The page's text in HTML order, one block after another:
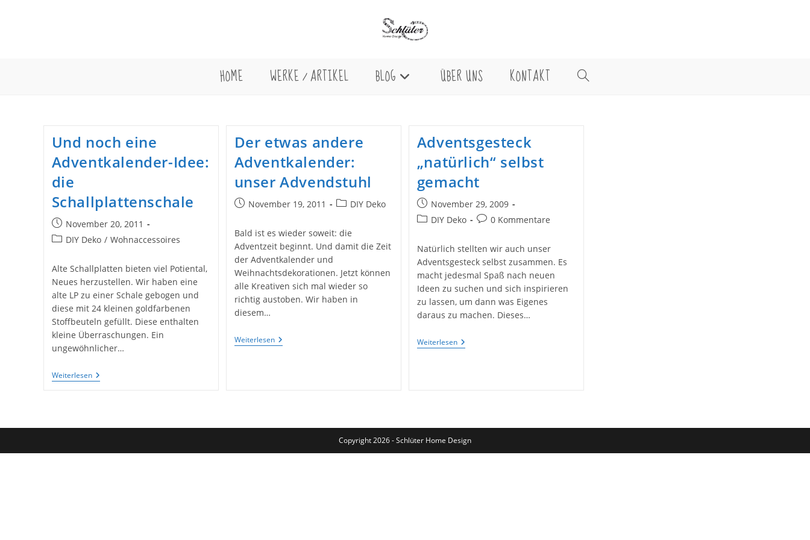
HOME WERKE / ARTIKEL BLOG ÜBER UNS KONTAKT WEBSITE-
Und noch eine
Adventkalender-Idee:
die
Schallplattenschale
Beitrag
veröffentlicht:
November 20, 2011
Beitrags-
DIY Deko / Wohnaccessoires
Alte Schallplatten bieten viel Potiental,
Neues herzustellen. Wir haben eine
alte LP zu einer Schale gebogen und
diese mit 24 kleinen goldfarbenen
Stoffbeuteln gefüllt. Diese enthalten
kleine Überraschungen. Ein
ungewöhnlicher…
WeiterlesenUnd
Noch
Der etwas andere
Adventkalender:
unser Advendstuhl
BeitragNovember 19, 2011
Beitrags-
DIY Deko
Bald ist es wieder soweit: die
Adventzeit beginnt. Und damit die Zeit
der Adventkalender und
Weihnachtsdekorationen. Jetzt können
alle Kreativen sich mal wieder so
richtig austoben. Wir haben in
diesem…
WeiterlesenDer
Etwas
Adventsgesteck
„natürlich“ selbst
gemacht
Beitrag
veröffentlicht:
November 29, 2009
Beitrags-
DIY Deko
Beitrags-
0 Kommentare
Natürlich stellten wir auch unser
Adventsgesteck selbst zusammen. Es
macht jedesmal Spaß nach neuen
Ideen zu suchen und sich inspirieren
zu lassen, um dann was Eigenes
daraus zu machen. Dieses…
WeiterlesenAdventsgesteck
„natürlich“
Copyright 2026 - Schlüter Home Design